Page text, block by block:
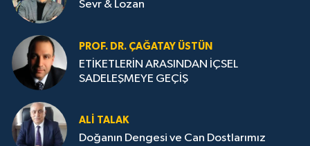
Sevr & Lozan
PROF. DR. ÇAĞATAY ÜSTÜN
ETİKETLERİN ARASINDAN İÇSEL
SADELEŞMEYE GEÇİŞ
ALI TALAK
Doğanın Dengesi ve Can Dostlarımız